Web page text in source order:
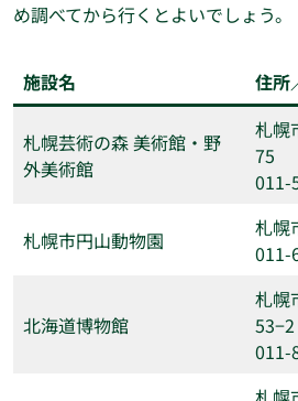
め調べてから行くとよいでしょう。
施設名 住所
札幌芸術の森 美術館・野
外美術館
札幌
75
011-
札幌市円山動物園
札幌
011-
北海道博物館
札幌
53−2
011-